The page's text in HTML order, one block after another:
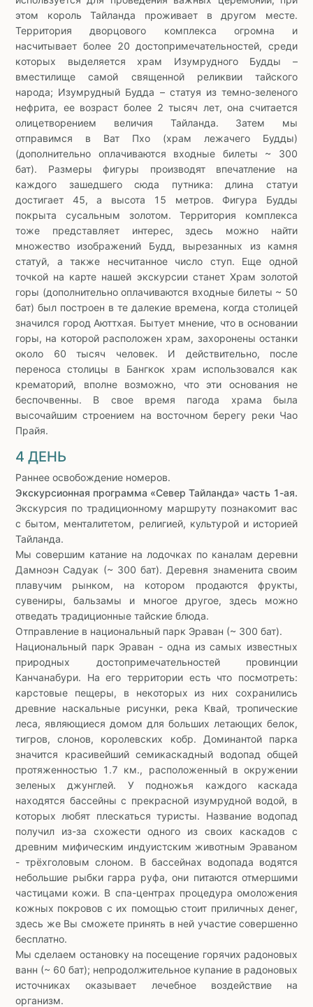
этом король Тайланда проживает в другом месте.
Территория дворцового комплекса огромна и
насчитывает более 20 достопримечательностей, среди
которых выделяется храм Изумрудного Будды –
вместилище самой священной реликвии тайского
народа; Изумрудный Будда – статуя из темно-зеленого
нефрита, ее возраст более 2 тысяч лет, она считается
олицетворением величия Тайланда. Затем мы
отправимся в Ват Пхо (храм лежачего Будды)
(дополнительно оплачиваются входные билеты ~ 300
бат). Размеры фигуры производят впечатление на
каждого зашедшего сюда путника: длина статуи
достигает 45, а высота 15 метров. Фигура Будды
покрыта сусальным золотом. Территория комплекса
тоже представляет интерес, здесь можно найти
множество изображений Будд, вырезанных из камня
статуй, а также несчитанное число ступ. Еще одной
точкой на карте нашей экскурсии станет Храм золотой
горы (дополнительно оплачиваются входные билеты ~ 50
бат) был построен в те далекие времена, когда столицей
значился город Аюттхая. Бытует мнение, что в основании
горы, на которой расположен храм, захоронены останки
около 60 тысяч человек. И действительно, после
переноса столицы в Бангкок храм использовался как
крематорий, вполне возможно, что эти основания не
беспочвенны. В свое время пагода храма была
высочайшим строением на восточном берегу реки Чао
Прайя.
4 ДЕНЬ
Раннее освобождение номеров.
Экскурсионная программа «Север Тайланда» часть 1-ая.
Экскурсия по традиционному маршруту познакомит вас
с бытом, менталитетом, религией, культурой и историей
Тайланда.
Мы совершим катание на лодочках по каналам деревни
Дамноэн Садуак (~ 300 бат). Деревня знаменита своим
плавучим рынком, на котором продаются фрукты,
сувениры, бальзамы и многое другое, здесь можно
отведать традиционные тайские блюда.
Отправление в национальный парк Эраван (~ 300 бат).
Национальный парк Эраван - одна из самых известных
природных достопримечательностей провинции
Канчанабури. На его территории есть что посмотреть:
карстовые пещеры, в некоторых из них сохранились
древние наскальные рисунки, река Квай, тропические
леса, являющиеся домом для больших летающих белок,
тигров, слонов, королевских кобр. Доминантой парка
значится красивейший семикаскадный водопад общей
протяженностью 1.7 км., расположенный в окружении
зеленых джунглей. У подножья каждого каскада
находятся бассейны с прекрасной изумрудной водой, в
которых любят плескаться туристы. Название водопад
получил из-за схожести одного из своих каскадов с
древним мифическим индуистским животным Эраваном
- трёхголовым слоном. В бассейнах водопада водятся
небольшие рыбки гарра руфа, они питаются отмершими
частицами кожи. В спа-центрах процедура омоложения
кожных покровов с их помощью стоит приличных денег,
здесь же Вы сможете принять в ней участие совершенно
бесплатно.
Мы сделаем остановку на посещение горячих радоновых
ванн (~ 60 бат); непродолжительное купание в радоновых
источниках оказывает лечебное воздействие на
организм.